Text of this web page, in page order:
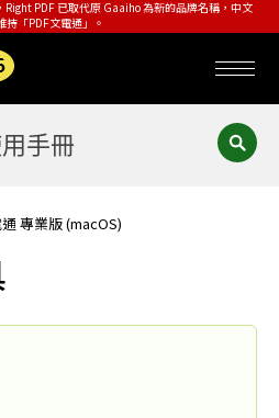
PDF 已取代原 Gaaiho 為新的品牌名稱，中文
持「PDF文電通」。
手冊
專業版 (macOS)